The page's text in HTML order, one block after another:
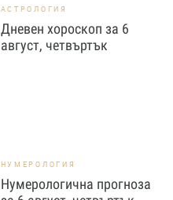
АСТРОЛОГИЯ
Дневен хороскоп за 6
август, четвъртък
НУМЕРОЛОГИЯ
Нумерологична прогноза